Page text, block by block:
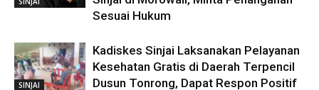
Sesuai Hukum
SINJAI
Kadiskes Sinjai Laksanakan Pelayanan
Kesehatan Gratis di Daerah Terpencil
Dusun Tonrong, Dapat Respon Positif